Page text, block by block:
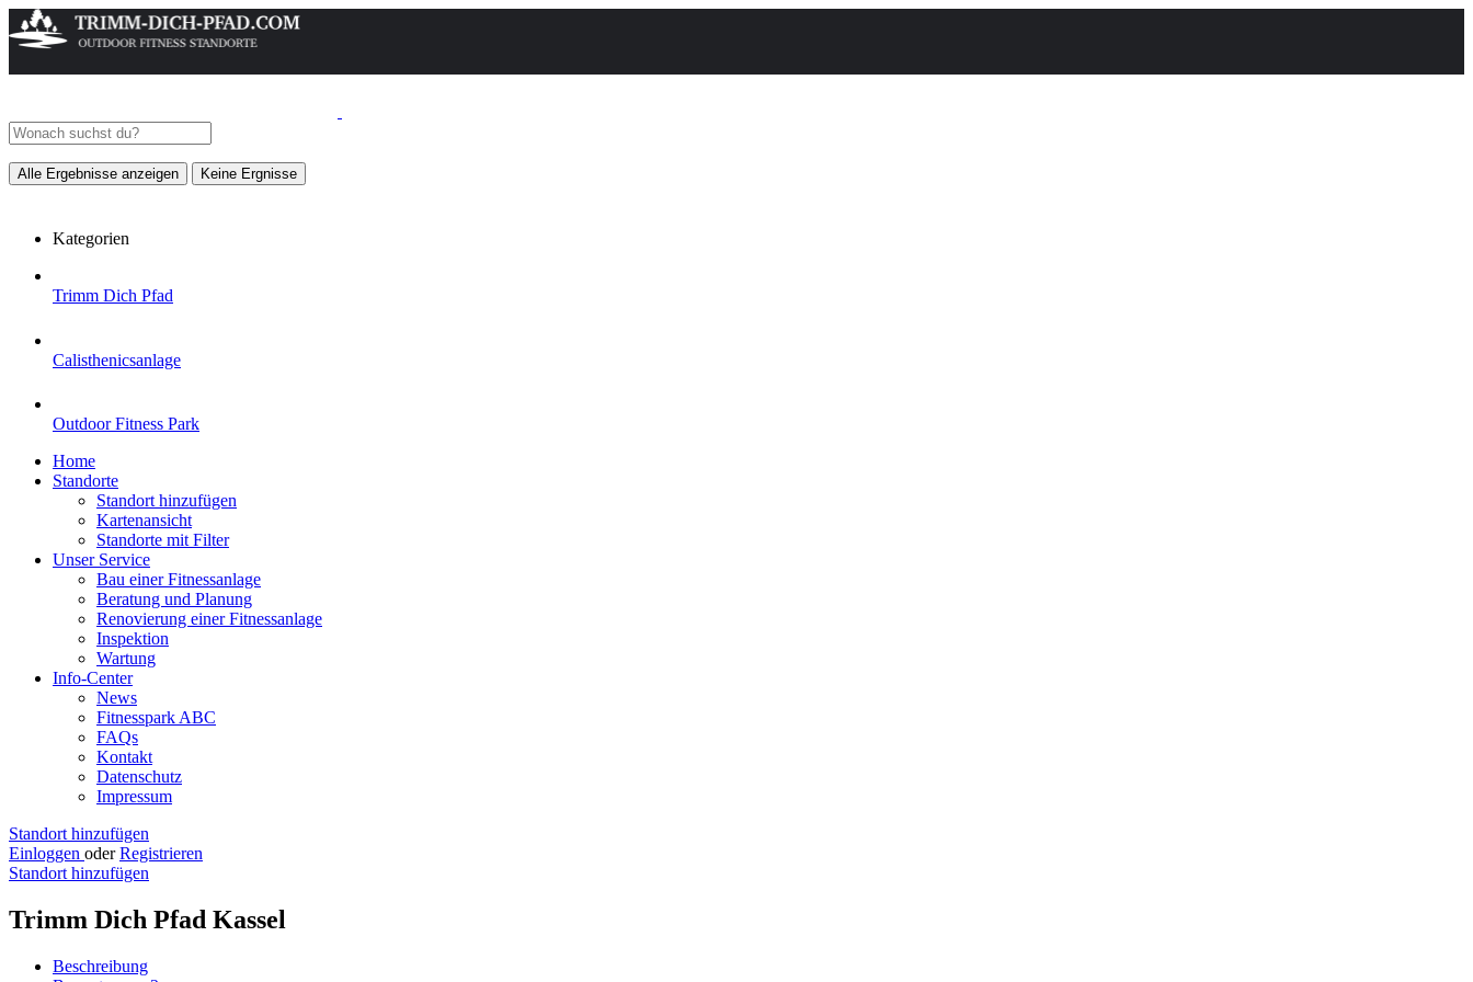
Alle Ergebnisse anzeigen Keine Ergnisse
Kategorien
Trimm Dich Pfad
Calisthenicsanlage
Outdoor Fitness Park
Home
Standorte
Standort hinzufügen
Kartenansicht
Standorte mit Filter
Unser Service
Bau einer Fitnessanlage
Beratung und Planung
Renovierung einer Fitnessanlage
Inspektion
Wartung
Info-Center
News
Fitnesspark ABC
FAQs
Kontakt
Datenschutz
Impressum
Standort hinzufügen
Einloggen oder Registrieren
Standort hinzufügen
Trimm Dich Pfad Kassel
Beschreibung